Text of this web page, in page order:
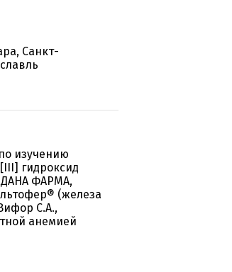
Санкт-
изучению
гидроксид
ФАРМА,
(железа
С.А.,
анемией